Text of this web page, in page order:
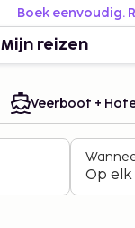
Boek eenvoudig.
Mijn reizen
Veerboot +
Op